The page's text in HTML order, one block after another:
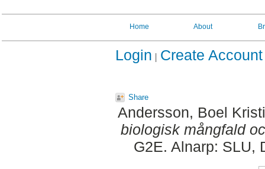
Home About
Login Create Account
Share
Andersson, Boel
biologisk mångfald
G2E. Alnarp: SLU,